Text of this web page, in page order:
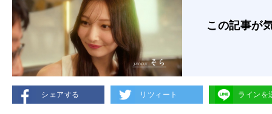
この記事が
シェアする リツィート ラインを